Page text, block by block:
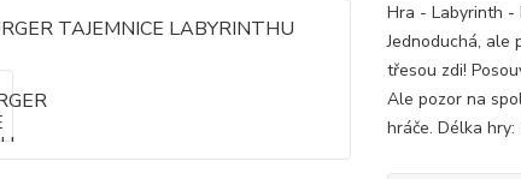
Hra - Labyrinth -
Jednoduchá, ale
třesou zdi!
Ale pozor na
hráče. Délka hry: